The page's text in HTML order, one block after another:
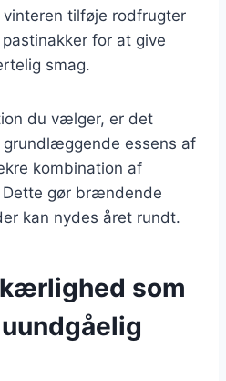
tilføje rodfrugter
for at give
smag.
du vælger, er det
essens af
kombination af
gør brændende
kan nydes året rundt.
som